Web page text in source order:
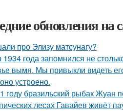
обновления на
про Элизу матсунагу?
1934 года запомнился не
вымя. Мы привыкли видеть
устроено.
году бразильский рыбак Жуан
лесах Гавайев живёт